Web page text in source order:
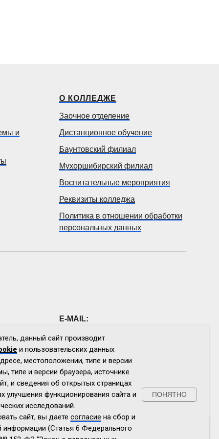
следующие данные:
данный сайт производит
и пользовательских данных
местоположении, типе и версии
типе и версии браузера, источнике
и сведения об открытых страницах
улучшения функционирования сайта и
исследований.
сайт, вы даете согласие на сбор и
информации (Статья 6 Федерального
ПОНЯТНО
и
О КОЛЛЕДЖЕ
Заочное отделение
Дистанционное обучение
Баунтовский филиал
Мухоршибирский филиал
Воспитательные мероприятия
Реквизиты колледжа
Политика в отношении обработки
персональных данных
E-MAIL:
bkn@govrb.ru